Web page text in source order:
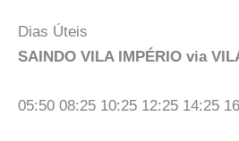
Dias Úteis
SAINDO VILA IMPÉRIO via
05:50 08:25 10:25 12:25 14:25